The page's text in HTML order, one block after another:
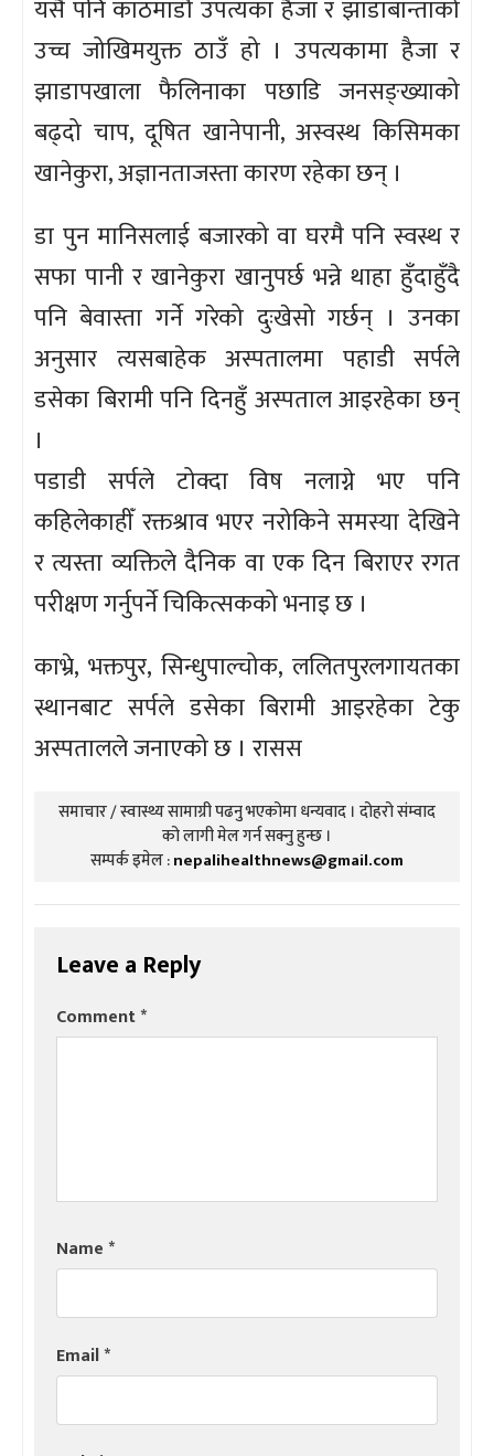
यसै पनि काठमाडौँ उपत्यका हैजा र झाडाबान्ताको
उच्च जोखिमयुक्त ठाउँ हो । उपत्यकामा हैजा र
झाडापखाला फैलिनाका पछाडि जनसङ्ख्याको
बढ्दो चाप, दूषित खानेपानी, अस्वस्थ किसिमका
खानेकुरा, अज्ञानताजस्ता कारण रहेका छन् ।
डा पुन मानिसलाई बजारको वा घरमै पनि स्वस्थ र
सफा पानी र खानेकुरा खानुपर्छ भन्ने थाहा हुँदाहुँदै
पनि बेवास्ता गर्ने गरेको दुःखेसो गर्छन् । उनका
अनुसार त्यसबाहेक अस्पतालमा पहाडी सर्पले
डसेका बिरामी पनि दिनहुँ अस्पताल आइरहेका छन्
।
पडाडी सर्पले टोक्दा विष नलाग्ने भए पनि
कहिलेकाहीँ रक्तश्राव भएर नरोकिने समस्या देखिने
र त्यस्ता व्यक्तिले दैनिक वा एक दिन बिराएर रगत
परीक्षण गर्नुपर्ने चिकित्सकको भनाइ छ ।
काभ्रे, भक्तपुर, सिन्धुपाल्चोक, ललितपुरलगायतका
स्थानबाट सर्पले डसेका बिरामी आइरहेका टेकु
अस्पतालले जनाएको छ । रासस
समाचार / स्वास्थ्य सामाग्री पढनु भएकोमा धन्यवाद । दोहरो संम्वाद
को लागी मेल गर्न सक्नु हुन्छ ।
सम्पर्क इमेल :nepalihealthnews@gmail.com
Leave a Reply
Comment*
Name*
Email*